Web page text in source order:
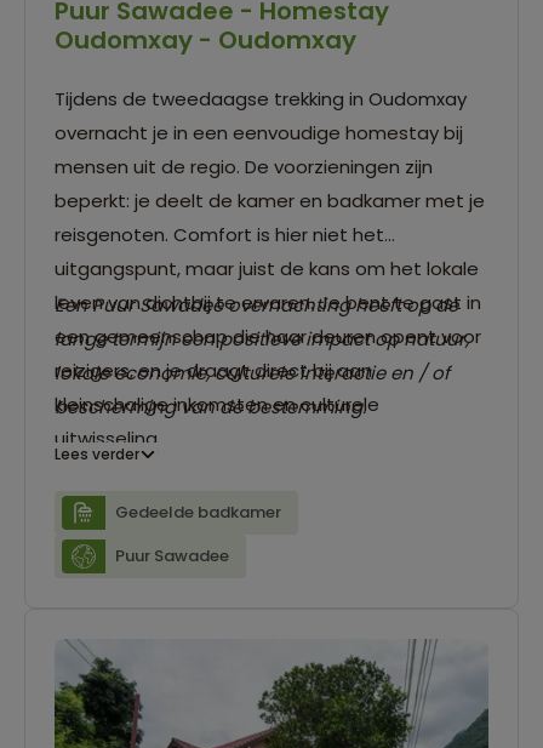
Puur Sawadee - Homestay
Oudomxay - Oudomxay
Tijdens de tweedaagse trekking in Oudomxay
overnacht je in een eenvoudige homestay bij
mensen uit de regio. De voorzieningen zijn
beperkt: je deelt de kamer en badkamer met je
reisgenoten. Comfort is hier niet het
uitgangspunt, maar juist de kans om het lokale
leven van dichtbij te ervaren. Je bent te gast in
een gemeenschap die haar deuren opent voor
reizigers, en je draagt direct bij aan
kleinschalige inkomsten en culturele
uitwisseling.
Een Puur Sawadee overnachting heeft op de
lange termijn een positieve impact op natuur,
lokale economie, culturele interactie en / of
bescherming van de bestemming.
Lees verder
Gedeelde badkamer
Puur Sawadee